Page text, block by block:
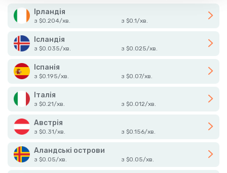
Ірландія
з $0.204/хв. з $0.1/хв.
Ісландія
з $0.035/хв. з $0.025/хв.
Іспанія
з $0.195/хв. з $0.07/хв.
Італія
з $0.21/хв. з $0.012/хв.
Австрія
з $0.31/хв. з $0.156/хв.
Аландські острови
з $0.05/хв. з $0.05/хв.